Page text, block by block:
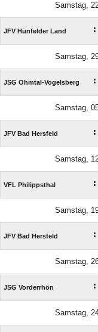
Samstag,
JFV Hünfelder Land :
Samstag,
JSG Ohmtal-Vogelsberg :
Samstag,
JFV Bad Hersfeld :
Samstag,
VFL Philippsthal :
Samstag,
JFV Bad Hersfeld :
Samstag,
JSG Vorderrhön :
Samstag,